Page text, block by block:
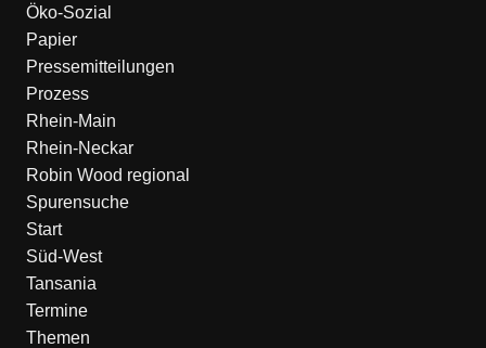
Öko-Sozial
Papier
Pressemitteilungen
Prozess
Rhein-Main
Rhein-Neckar
Robin Wood regional
Spurensuche
Start
Süd-West
Tansania
Termine
Themen